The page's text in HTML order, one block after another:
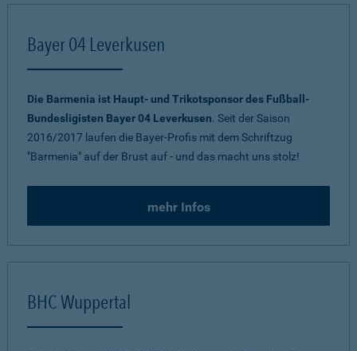
Bayer 04 Leverkusen
Die Barmenia ist Haupt- und Trikotsponsor des Fußball-
Bundesligisten Bayer 04 Leverkusen. Seit der Saison
2016/2017 laufen die Bayer-Profis mit dem Schriftzug
"Barmenia" auf der Brust auf - und das macht uns stolz!
mehr Infos
BHC Wuppertal